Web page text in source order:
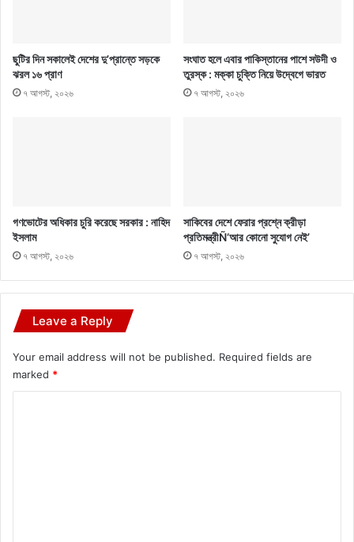
ছুটির দিন সকালেই দেশের দু’প্রান্তে সড়কে
ঝরল ১৬ প্রাণ
৭ আগস্ট, ২০২৬
সংঘাত হলে এবার পাকিস্তানের পাশে সউদী ও
তুরস্ক : মক্কা চুক্তি নিয়ে উদ্বেগে ভারত
৭ আগস্ট, ২০২৬
গণভোটের অধিকার চুরি করেছে সরকার : নাহিদ
ইসলাম
৭ আগস্ট, ২০২৬
সাকিবের দেশে ফেরার প্রশ্নে ক্রীড়া
প্রতিমন্ত্রীÑ‘আর কোনো সুযোগ নেই’
৭ আগস্ট, ২০২৬
Leave a Reply
Your email address will not be published. Required fields are
marked *